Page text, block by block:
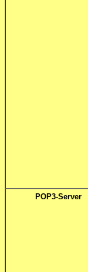
POP3-Server